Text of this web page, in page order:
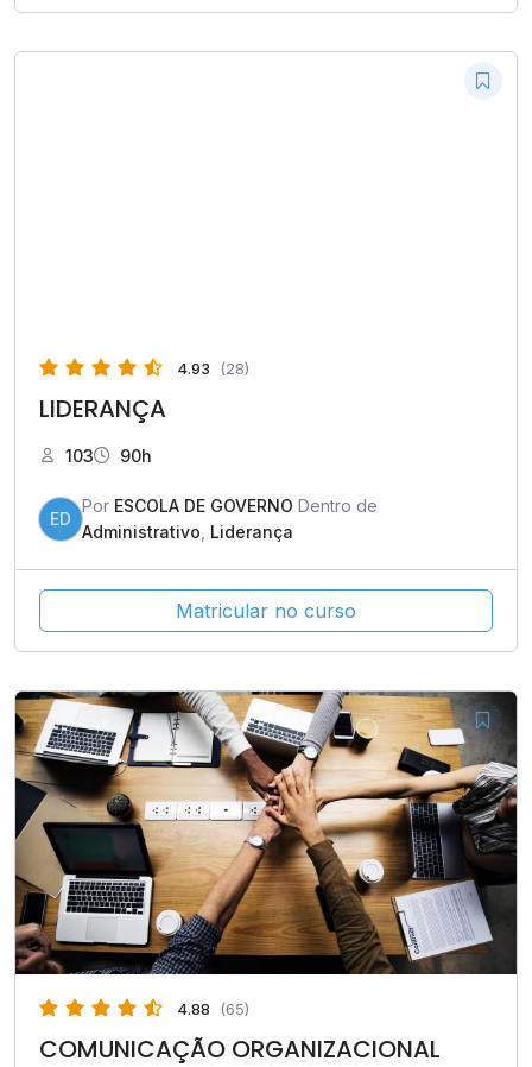
4.93 (28)
LIDERANÇA
103 90h
ED
Por ESCOLA DE GOVERNO Dentro de
Administrativo Liderança
Matricular no curso
4.88 (65)
COMUNICAÇÃO ORGANIZACIONAL